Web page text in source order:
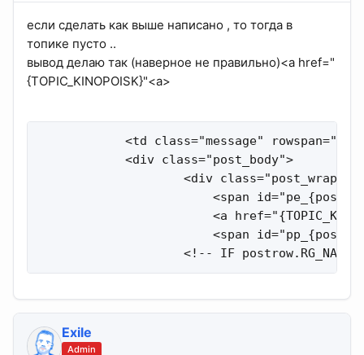
если сделать как выше написано , то тогда в
топике пусто ..
вывод делаю так (наверное не правильно)<a href="
{TOPIC_KINOPOISK}"<a>
            <td class="message" rowspan="2">
            <div class="post_body">
                    <div class="post_wrap">
<span
<a
<span
<!-- IF postrow.RG_NAME
Exile
Admin